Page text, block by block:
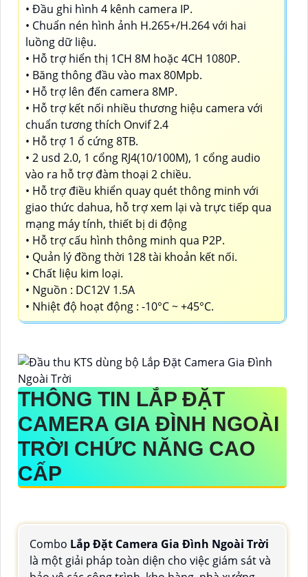
• Đầu ghi hình 4 kênh camera IP.
• Chuẩn nén hình ảnh H.265+/H.264 với hai
luồng dữ liệu.
• Hỗ trợ hiển thị 1CH 8M hoặc 4CH 1080P.
• Băng thông đầu vào max 80Mpb.
• Hỗ trợ lên đến camera 8MP.
• Hỗ trợ kết nối nhiều thương hiệu camera với
chuẩn tương thích Onvif 2.4
• Hỗ trợ 1 ổ cứng 8TB.
• 2 usd 2.0, 1 cổng RJ4(10/100M), 1 cổng audio
vào ra hỗ trợ đàm thoại 2 chiều.
• Hỗ trợ điều khiển quay quét thông minh với
giao thức dahua, hỗ trợ xem lại và trực tiếp qua
mạng máy tính, thiết bị di động
• Hỗ trợ cấu hình thông minh qua P2P.
• Quản lý đồng thời 128 tài khoản kết nối.
• Chất liệu kim loại.
• Nguồn : DC12V 1.5A
• Nhiệt độ hoạt động : -10°C ~ +45°C.
THÔNG TIN LẮP ĐẶT
CAMERA GIA ĐÌNH NGOÀI
TRỜI CHỨC NĂNG CAO
CẤP
Combo Lắp Đặt Camera Gia Đình Ngoài Trời
là một giải pháp toàn diện cho việc giám sát và